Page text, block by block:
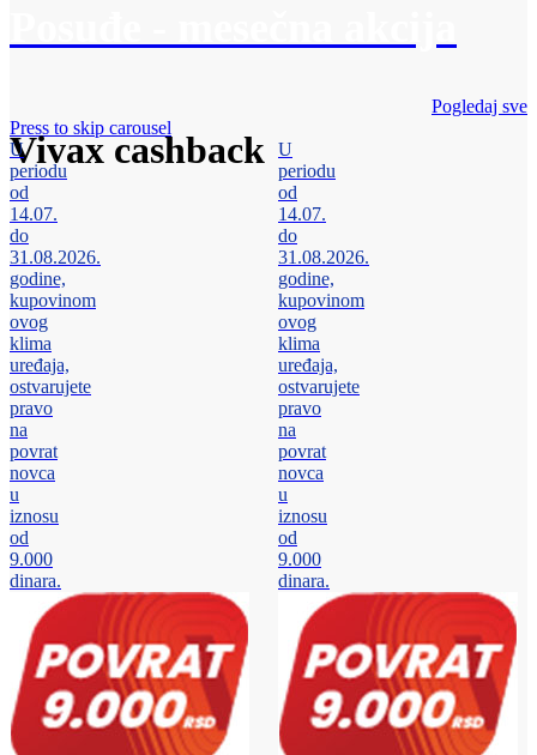
Vivax cashback
Pogledaj sve
Press to skip carousel
U
periodu
od
14.07.
do
31.08.2026.
godine,
kupovinom
ovog
klima
uređaja,
ostvarujete
pravo
na
povrat
novca
u
iznosu
od
9.000
dinara.
U
periodu
od
14.07.
do
31.08.2026.
godine,
kupovinom
ovog
klima
uređaja,
ostvarujete
pravo
na
povrat
novca
u
iznosu
od
9.000
dinara.